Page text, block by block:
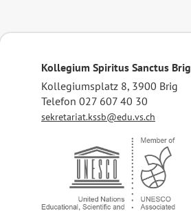
Kollegium Spiritus Sanctus Brig
Kollegiumsplatz 8, 3900 Brig
Telefon 027 607 40 30
sekretariat.kssb@edu.vs.ch